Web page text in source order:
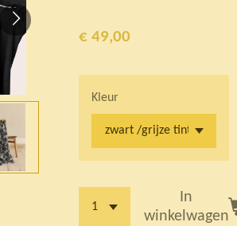
€ 49,00
Kleur
In
winkelwagen